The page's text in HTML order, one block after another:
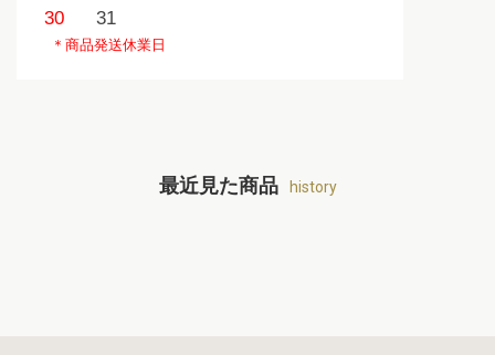
30 31
＊商品発送休業日
最近見た商品 history